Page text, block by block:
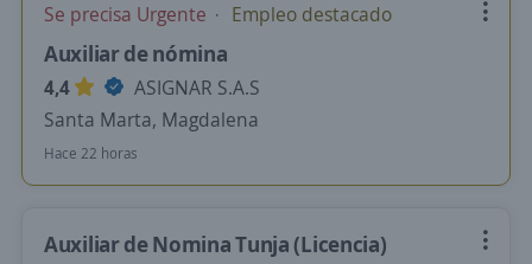
Se precisa Urgente Empleo destacado
Auxiliar de nómina
4,4
ASIGNAR S.A.S
Santa Marta, Magdalena
Hace 22 horas
Auxiliar de Nomina Tunja (Licencia)